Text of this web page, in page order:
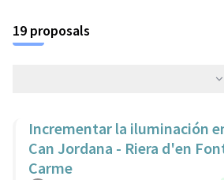
19 proposals
Incrementar la iluminación
Can Jordana - Riera d'en
Carme